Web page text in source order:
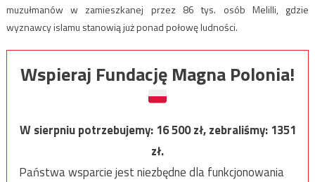
muzułmanów w zamieszkanej przez 86 tys. osób Melilli, gdzie
wyznawcy islamu stanowią już ponad połowę ludności.
Wspieraj Fundację Magna Polonia!
W sierpniu potrzebujemy:16 500zł, zebraliśmy:1351
zł.
Państwa wsparcie jest niezbędne dla funkcjonowania